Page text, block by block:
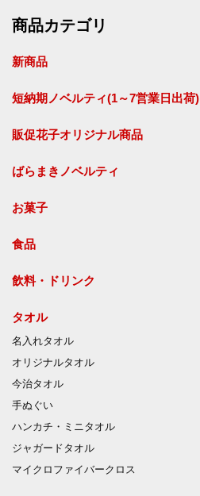
商品カテゴリ
新商品
短納期ノベルティ(1～7営業日出荷)
販促花子オリジナル商品
ばらまきノベルティ
お菓子
食品
飲料・ドリンク
タオル
名入れタオル
オリジナルタオル
今治タオル
手ぬぐい
ハンカチ・ミニタオル
ジャガードタオル
マイクロファイバークロス